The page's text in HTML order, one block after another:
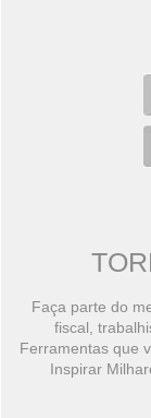
Faça parte do
fiscal,
Ferramentas que
Inspirar